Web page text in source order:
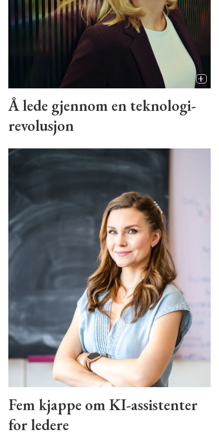
Å lede gjennom en teknologi-
revolusjon
Fem kjappe om KI-assistenter
for ledere